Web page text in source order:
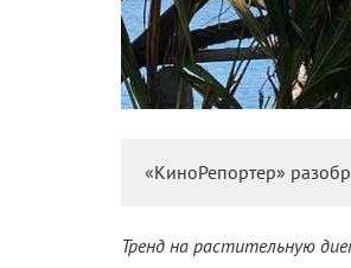
«КиноРепортер»
Тренд на растительную